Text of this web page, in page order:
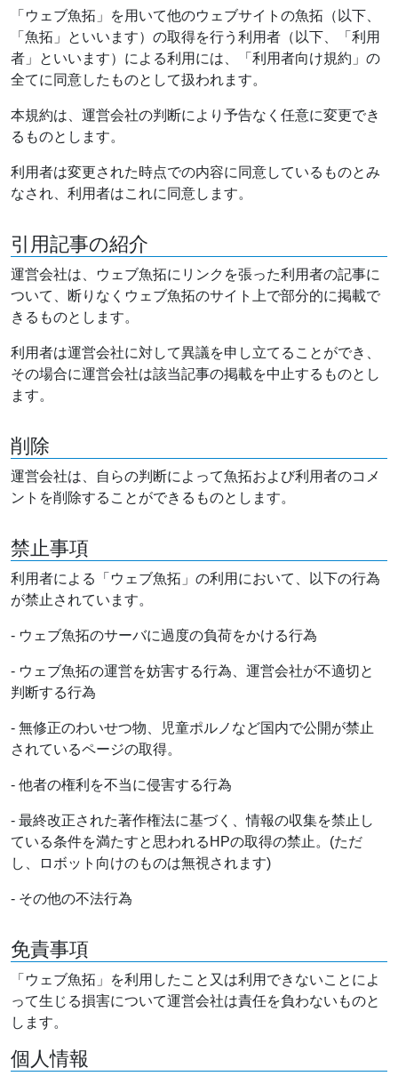
「ウェブ魚拓」を用いて他のウェブサイトの魚拓（以下、
「魚拓」といいます）の取得を行う利用者（以下、「利用
者」といいます）による利用には、「利用者向け規約」の
全てに同意したものとして扱われます。
本規約は、運営会社の判断により予告なく任意に変更でき
るものとします。
利用者は変更された時点での内容に同意しているものとみ
なされ、利用者はこれに同意します。
引用記事の紹介
運営会社は、ウェブ魚拓にリンクを張った利用者の記事に
ついて、断りなくウェブ魚拓のサイト上で部分的に掲載で
きるものとします。
利用者は運営会社に対して異議を申し立てることができ、
その場合に運営会社は該当記事の掲載を中止するものとし
ます。
削除
運営会社は、自らの判断によって魚拓および利用者のコメ
ントを削除することができるものとします。
禁止事項
利用者による「ウェブ魚拓」の利用において、以下の行為
が禁止されています。
- ウェブ魚拓のサーバに過度の負荷をかける行為
- ウェブ魚拓の運営を妨害する行為、運営会社が不適切と
判断する行為
- 無修正のわいせつ物、児童ポルノなど国内で公開が禁止
されているページの取得。
- 他者の権利を不当に侵害する行為
- 最終改正された著作権法に基づく、情報の収集を禁止し
ている条件を満たすと思われるHPの取得の禁止。(ただ
し、ロボット向けのものは無視されます)
- その他の不法行為
免責事項
「ウェブ魚拓」を利用したこと又は利用できないことによ
って生じる損害について運営会社は責任を負わないものと
します。
個人情報